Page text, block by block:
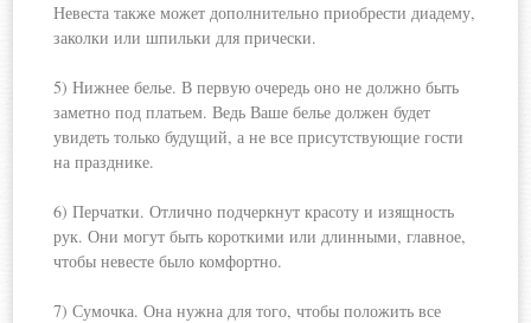
Невеста также может дополнительно приобрести диадему,
заколки или шпильки для прически.
5) Нижнее белье. В первую очередь оно не должно быть
заметно под платьем. Ведь Ваше белье должен будет
увидеть только будущий, а не все присутствующие гости
на празднике.
6) Перчатки. Отлично подчеркнут красоту и изящность
рук. Они могут быть короткими или длинными, главное,
чтобы невесте было комфортно.
7) Сумочка. Она нужна для того, чтобы положить все